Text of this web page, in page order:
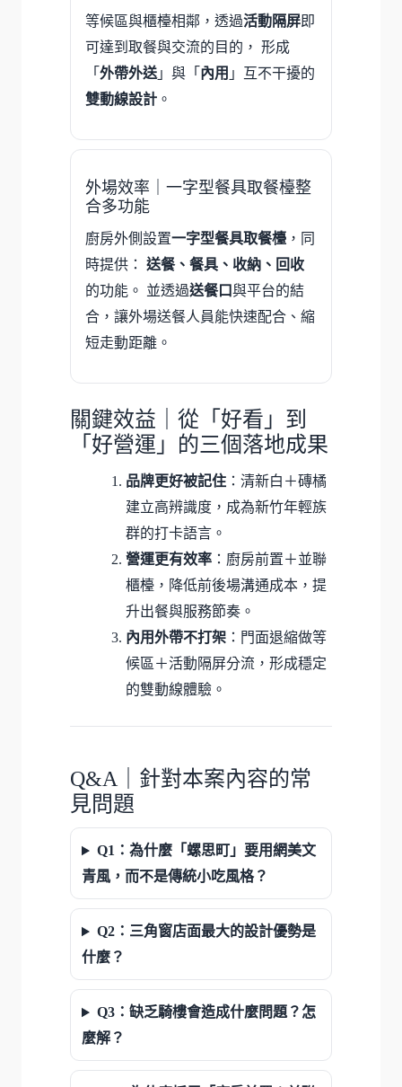
等候區與櫃檯相鄰，透過活動隔屏即
可達到取餐與交流的目的， 形成
「 外帶外送 」與「 內用 」互不干擾的
雙動線設計 。
外場效率｜一字型餐具取餐檯整
合多功能
廚房外側設置一字型餐具取餐檯 ，同
時提供： 送餐、餐具、收納、回收
的功能。 並透過送餐口與平台的結
合，讓外場送餐人員能快速配合、縮
短走動距離。
關鍵效益｜從「好看」到
「好營運」的三個落地成果
品牌更好被記住 ：清新白＋磚橘
建立高辨識度，成為新竹年輕族
群的打卡語言。
營運更有效率 ：廚房前置＋並聯
櫃檯，降低前後場溝通成本，提
升出餐與服務節奏。
內用外帶不打架 ：門面退縮做等
候區＋活動隔屏分流，形成穩定
的雙動線體驗。
Q&A｜針對本案內容的常
見問題
Q1：為什麼「螺思町」要用網美文
青風，而不是傳統小吃風格？
Q2：三角窗店面最大的設計優勢是
什麼？
Q3：缺乏騎樓會造成什麼問題？怎
麼解？